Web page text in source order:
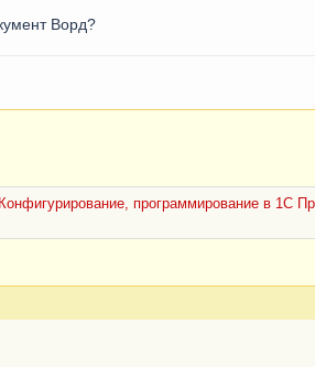
Ворд?
Конфигурирование, программирование в 1С